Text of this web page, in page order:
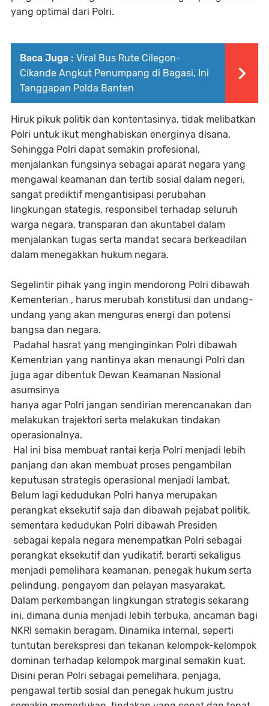
yang optimal dari Polri.
Baca Juga : Viral Bus Rute Cilegon-
Cikande Angkut Penumpang di Bagasi, Ini
Tanggapan Polda Banten
Hiruk pikuk politik dan kontentasinya, tidak melibatkan
Polri untuk ikut menghabiskan energinya disana.
Sehingga Polri dapat semakin profesional,
menjalankan fungsinya sebagai aparat negara yang
mengawal keamanan dan tertib sosial dalam negeri,
sangat prediktif mengantisipasi perubahan
lingkungan stategis, responsibel terhadap seluruh
warga negara, transparan dan akuntabel dalam
menjalankan tugas serta mandat secara berkeadilan
dalam menegakkan hukum negara.
Segelintir pihak yang ingin mendorong Polri dibawah
Kementerian , harus merubah konstitusi dan undang-
undang yang akan menguras energi dan potensi
bangsa dan negara.
Padahal hasrat yang menginginkan Polri dibawah
Kementrian yang nantinya akan menaungi Polri dan
juga agar dibentuk Dewan Keamanan Nasional
asumsinya
hanya agar Polri jangan sendirian merencanakan dan
melakukan trajektori serta melakukan tindakan
operasionalnya.
Hal ini bisa membuat rantai kerja Polri menjadi lebih
panjang dan akan membuat proses pengambilan
keputusan strategis operasional menjadi lambat.
Belum lagi kedudukan Polri hanya merupakan
perangkat eksekutif saja dan dibawah pejabat politik,
sementara kedudukan Polri dibawah Presiden
sebagai kepala negara menempatkan Polri sebagai
perangkat eksekutif dan yudikatif, berarti sekaligus
menjadi pemelihara keamanan, penegak hukum serta
pelindung, pengayom dan pelayan masyarakat.
Dalam perkembangan lingkungan strategis sekarang
ini, dimana dunia menjadi lebih terbuka, ancaman bagi
NKRI semakin beragam. Dinamika internal, seperti
tuntutan berekspresi dan tekanan kelompok-kelompok
dominan terhadap kelompok marginal semakin kuat.
Disini peran Polri sebagai pemelihara, penjaga,
pengawal tertib sosial dan penegak hukum justru